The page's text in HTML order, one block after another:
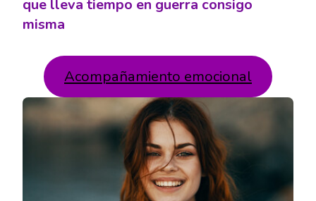
que lleva tiempo en guerra consigo
misma
Acompañamiento emocional